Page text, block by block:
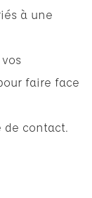
à une
faire face
de contact.